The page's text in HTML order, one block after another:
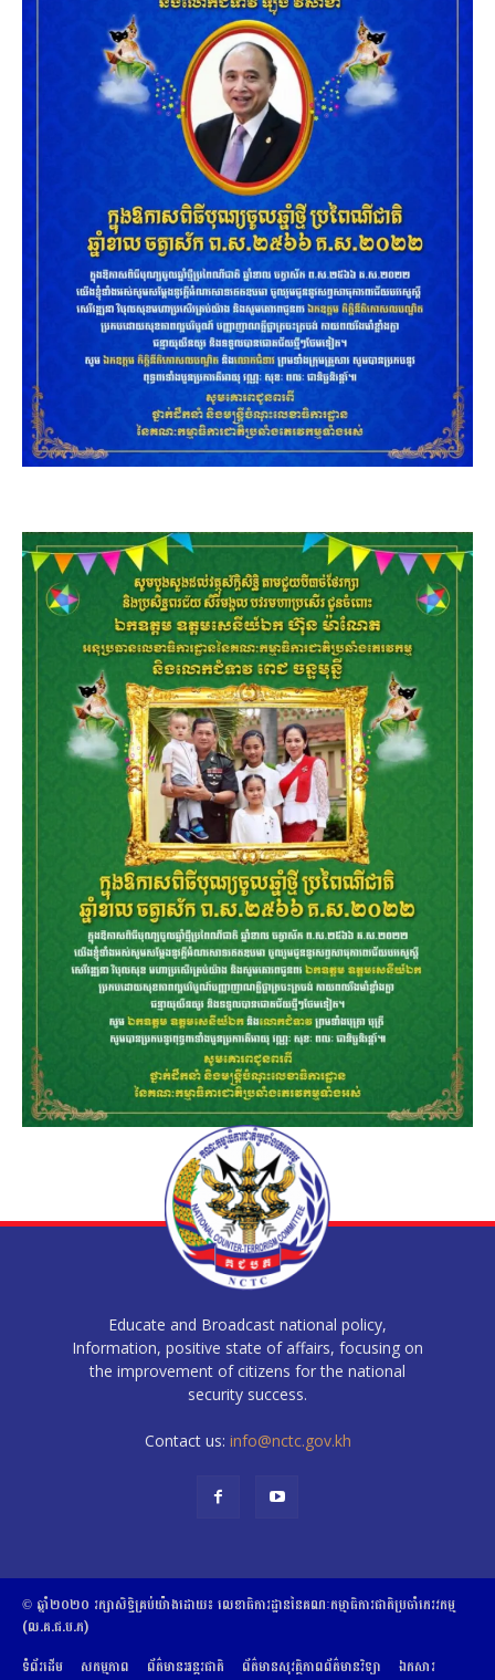
Educate and Broadcast national policy,
Information, positive state of affairs, focusing on
the improvement of citizens for the national
security success.
Contact us: info@nctc.gov.kh
© ឆ្នាំ២០២០​ ​រក្សាសិទ្ធិ​គ្រប់យ៉ាង​ដោយ​៖​ ​លេខាធិការដ្ឋាននៃគណៈកម្មាធិការជាតិប្រចាំភេរវកម្ម
(ល.គ.ជ.ប.ភ)
ទំព័រដើម
សកម្មភាព ព័ត៌មានអន្តរជាតិ ព័ត៌មានសុវត្ថិភាពព័ត៌មានវិទ្យា ឯកសារ